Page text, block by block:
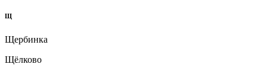
Щ
Щербинка
Щёлково